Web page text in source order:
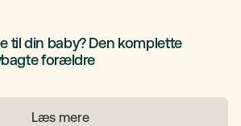
til din baby? Den komplette
forældre
Læs mere